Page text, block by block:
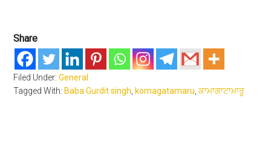
Share
Filed Under:General
Tagged With: Baba Gurdit singh komagatamaru ,ਕਾਮਾਗਾਟਾਮਾਰੂ